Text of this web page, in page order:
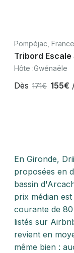
Pompéjac, France
Tribord
jacuzzi sauna,
Hôte :Gwénaële
Dès 171€ 155€
En Gironde,
proposées en
bassin
prix médian est
courante de
listés sur
revient en
même bien :